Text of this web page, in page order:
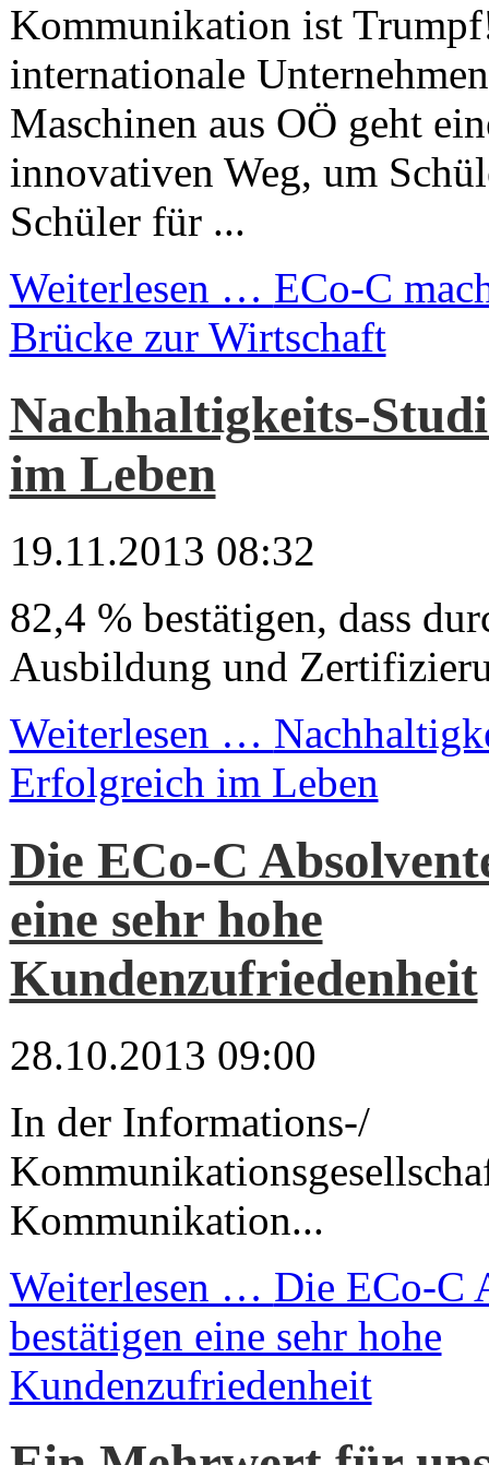
Kommunikation ist
internationale
Maschinen aus OÖ geht
innovativen Weg, um
Schüler für ...
Weiterlesen … ECo-C
Brücke zur Wirtschaft
Nachhaltigkeits-
im Leben
19.11.2013 08:32
82,4 % bestätigen, dass
Ausbildung und
Weiterlesen …
Erfolgreich im Leben
Die ECo-C
eine sehr hohe
Kundenzufriedenheit
28.10.2013 09:00
In der Informations-/
Kommunikation...
Weiterlesen … Die ECo-C
bestätigen eine sehr hohe
Kundenzufriedenheit